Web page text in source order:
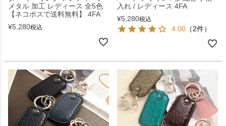
メタル 加工 レディース 全5色
【ネコポスで送料無料】 4FA
¥5,280税込
入れ / レディース 4FA
¥5,280税込
4.00 （2件）